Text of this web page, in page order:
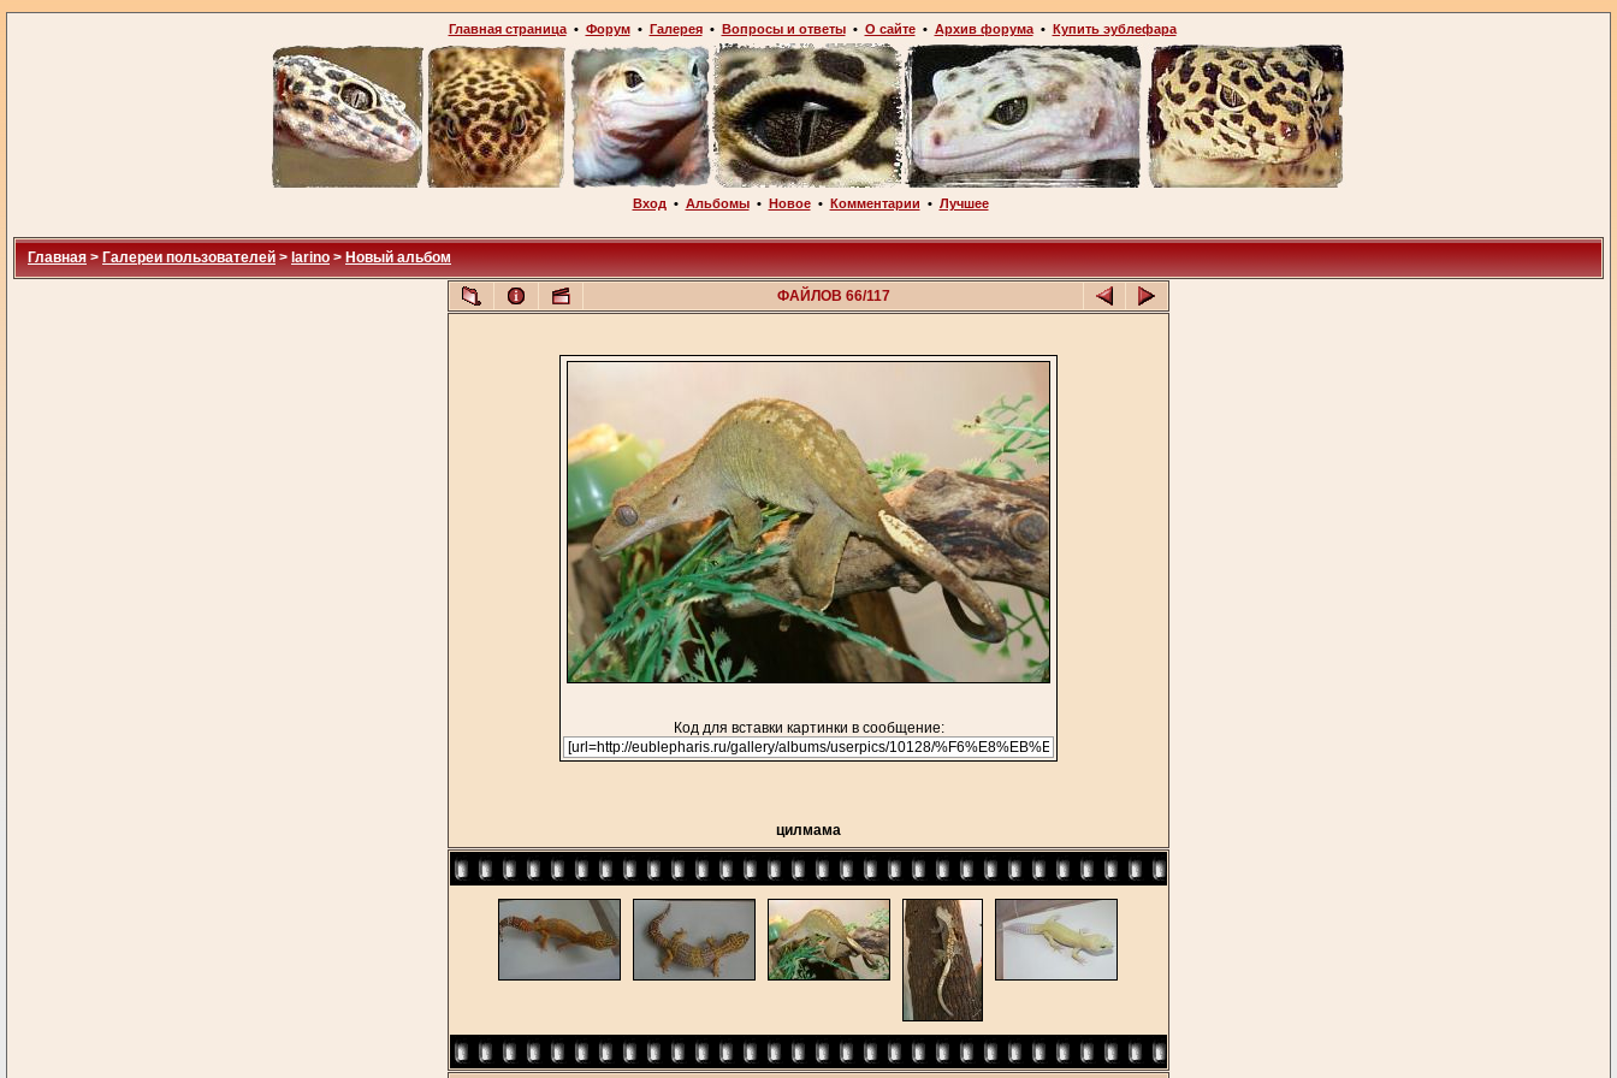
Главная страница• Форум• Галерея• Вопросы и ответы• О сайте• Архив форума• Купить эублефара
Вход • Альбомы• Новое• Комментарии • Лучшее
Главная > Галереи пользователей > larino > Новый альбом
ФАЙЛОВ 66/117
Код для вставки картинки в сообщение:
цилмама